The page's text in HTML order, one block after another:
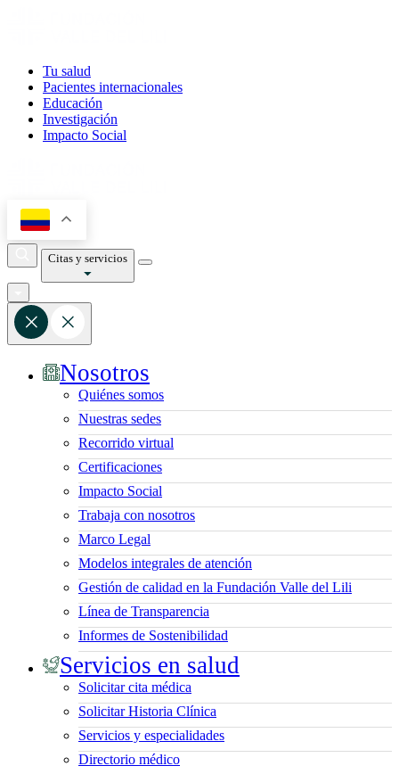
Tu salud
Pacientes internacionales
Educación
Investigación
Impacto Social
Citas y servicios
Nosotros
Quiénes somos
Nuestras sedes
Recorrido virtual
Certificaciones
Impacto Social
Trabaja con nosotros
Marco Legal
Modelos integrales de atención
Gestión de calidad en la Fundación Valle del Lili
Línea de Transparencia
Informes de Sostenibilidad
Servicios en salud
Solicitar cita médica
Solicitar Historia Clínica
Servicios y especialidades
Directorio médico